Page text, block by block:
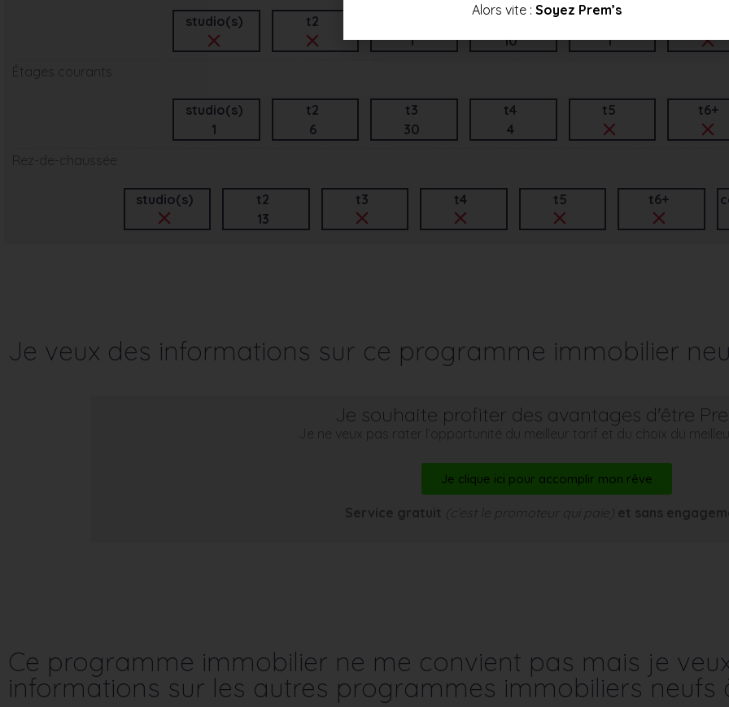
studio(s) t2
1
10
1
Étages courants
studio(s)
1
t2
6
t3
30
t4
4
t5 t6+
Rez-de-chaussée
studio(s)
t2
13
t3 t4 t5 t6+
Je veux des informations sur ce programme immobilier
Je souhaite profiter des avantages d'être
Je ne veux pas rater l’opportunité du meilleur tarif et du choix du
Je clique ici pour accomplir mon rêve
Service gratuit (c’est le promoteur qui paie) et sans
Ce programme immobilier ne me convient pas mais je
informations sur les autres programmes immobiliers neufs
Alors vite : Soyez Prem’s